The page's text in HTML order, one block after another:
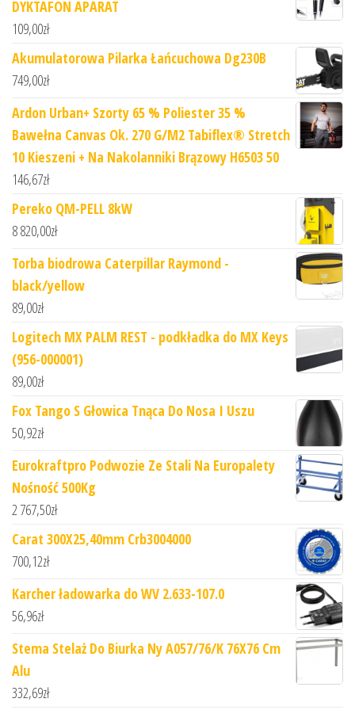
DYKTAFON APARAT
109,00zł
Akumulatorowa Pilarka Łańcuchowa Dg230B
749,00zł
Ardon Urban+ Szorty 65 % Poliester 35 %
Bawełna Canvas Ok. 270 G/M2 Tabiflex® Stretch
10 Kieszeni + Na Nakolanniki Brązowy H6503 50
146,67zł
Pereko QM-PELL 8kW
8 820,00zł
Torba biodrowa Caterpillar Raymond -
black/yellow
89,00zł
Logitech MX PALM REST - podkładka do MX Keys
(956-000001)
89,00zł
Fox Tango S Głowica Tnąca Do Nosa I Uszu
50,92zł
Eurokraftpro Podwozie Ze Stali Na Europalety
Nośność 500Kg
2 767,50zł
Carat 300X25,40mm Crb3004000
700,12zł
Karcher ładowarka do WV 2.633-107.0
56,96zł
Stema Stelaż Do Biurka Ny A057/76/K 76X76 Cm
Alu
332,69zł